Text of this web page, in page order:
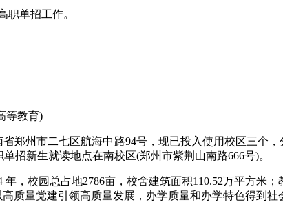
职单招工作。
等教育)
郑州市二七区航海中路94号，现已投入使用校区三个
招新生就读地点在南校区(郑州市紫荆山南路666号)。
，校园总占地2786亩，校舍建筑面积110.52万平方米
质量党建引领高质量发展，办学质量和办学特色得到社